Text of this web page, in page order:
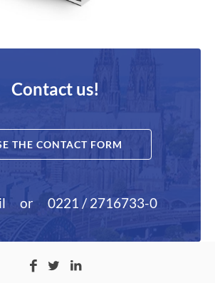
Contact us!
THE CONTACT FORM
or 0221 / 2716733-0